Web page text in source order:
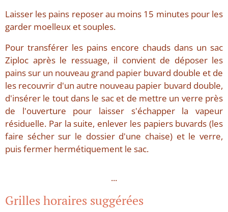
Laisser les pains reposer au moins 15 minutes pour les
garder moelleux et souples.
Pour transférer les pains encore chauds dans un sac
Ziploc après le ressuage, il convient de déposer les
pains sur un nouveau grand papier buvard double et de
les recouvrir d'un autre nouveau papier buvard double,
d'insérer le tout dans le sac et de mettre un verre près
de l'ouverture pour laisser s'échapper la vapeur
résiduelle. Par la suite, enlever les papiers buvards (les
faire sécher sur le dossier d'une chaise) et le verre,
puis fermer hermétiquement le sac.
...
Grilles horaires suggérées